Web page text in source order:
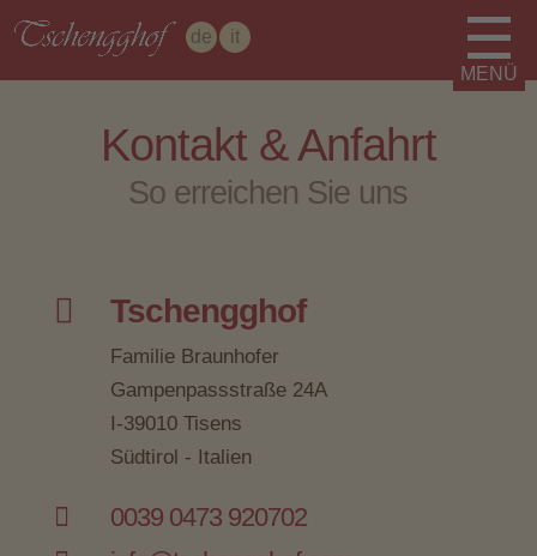
de it
Kontakt & Anfahrt
So erreichen Sie uns
 Tschengghof
Familie Braunhofer
Gampenpassstraße 24A
I-39010 Tisens
Südtirol - Italien

0039 0473 920702